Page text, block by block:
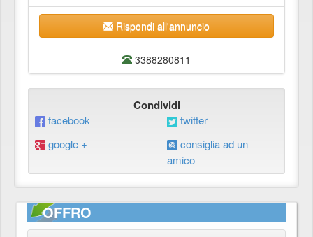
Rispondi all'annuncio
3388280811
Condividi
facebook
twitter
google +
consiglia ad un
amico
OFFRO